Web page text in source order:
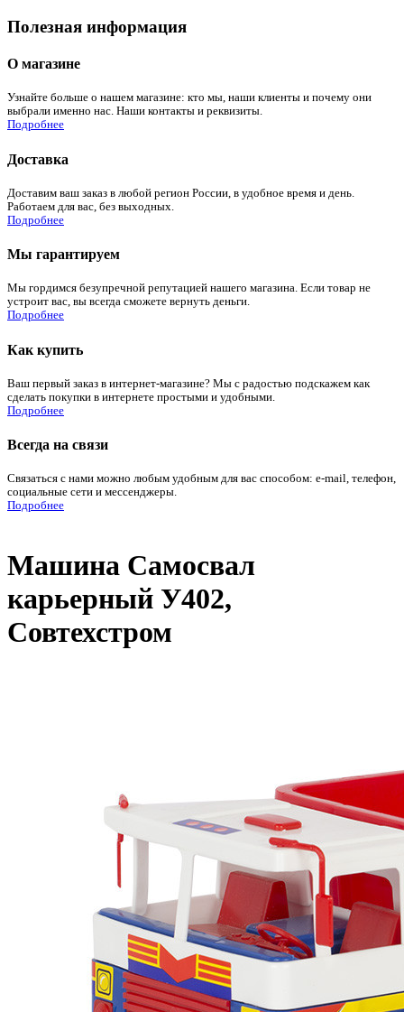
Полезная информация
О магазине
Узнайте больше о нашем магазине: кто мы, наши клиенты и почему они
выбрали именно нас. Наши контакты и реквизиты.
Подробнее
Доставка
Доставим ваш заказ в любой регион России, в удобное время и день.
Работаем для вас, без выходных.
Подробнее
Мы гарантируем
Мы гордимся безупречной репутацией нашего магазина. Если товар не
устроит вас, вы всегда сможете вернуть деньги.
Подробнее
Как купить
Ваш первый заказ в интернет-магазине? Мы с радостью подскажем как
сделать покупки в интернете простыми и удобными.
Подробнее
Всегда на связи
Связаться с нами можно любым удобным для вас способом: e-mail, телефон,
социальные сети и мессенджеры.
Подробнее
Машина Самосвал
карьерный У402,
Совтехстром